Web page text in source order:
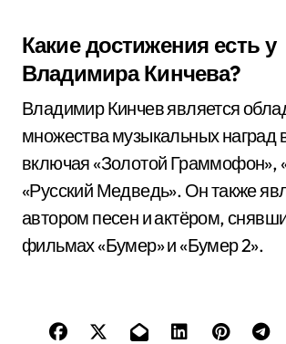
Какие достижения есть у
Владимира Кинчева?
Владимир Кинчев является
множества музыкальных наград
включая «Золотой Граммофон»,
«Русский Медведь». Он также
автором песен и актёром,
фильмах «Бумер» и «Бумер 2».